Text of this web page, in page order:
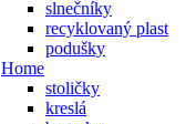
slnečníky
recyklovaný plast
podušky
Home
stoličky
kreslá